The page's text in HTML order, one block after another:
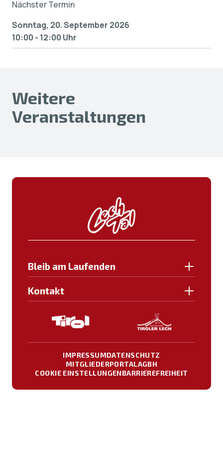
Nächster Termin
Sonntag, 20. September 2026
10:00 - 12:00 Uhr
Weitere
Veranstaltungen
Bleib am Laufenden
Kontakt
IMPRESSUMDATENSCHUTZ
MITGLIEDERPORTALAGBH
COOKIE EINSTELLUNGENBARRIEREFREIHEIT